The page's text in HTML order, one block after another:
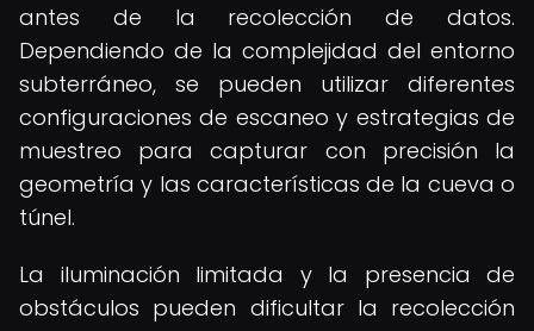
antes de la recolección de datos.
Dependiendo de la complejidad del entorno
subterráneo, se pueden utilizar diferentes
configuraciones de escaneo y estrategias de
muestreo para capturar con precisión la
geometría y las características de la cueva o
túnel.
La iluminación limitada y la presencia de
obstáculos pueden dificultar la recolección